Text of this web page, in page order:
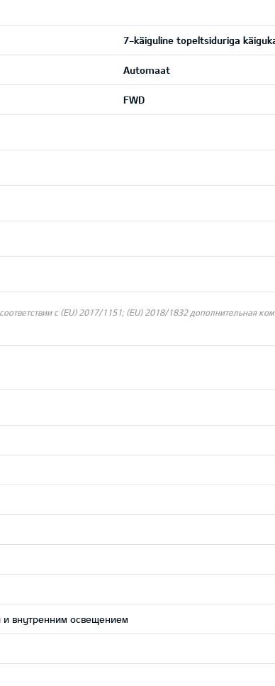
7-käiguline topeltsiduriga
Automaat
FWD
с (EU) 2017/1151; (EU) 2018/1832 дополнительная
внутренним освещением